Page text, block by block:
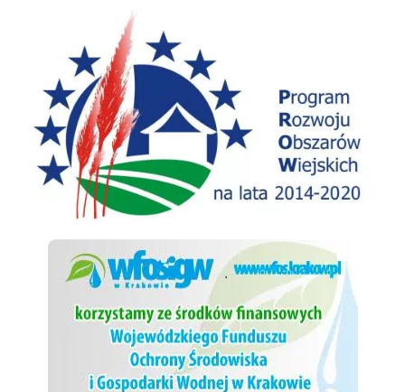
WFOSiGW